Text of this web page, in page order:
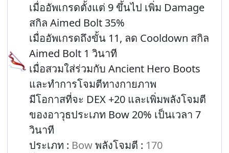
เมื่ออัพเกรดตั้งแต่ 9 ขึ้นไป เพิ่ม Damage
สกิล Aimed Bolt 35%
เมื่ออัพเกรดถึงขั้น 11, ลด Cooldown สกิล
Aimed Bolt 1 วินาที
เมื่อสวมใส่ร่วมกับ Ancient Hero Boots
และทำการโจมตีทางกายภาพ
มีโอกาสที่จะ DEX +20 และเพิ่มพลังโจมตี
ของอาวุธประเภท Bow 20% เป็นเวลา 7
วินาที
ประเภท : Bowพลังโจมตี : 170